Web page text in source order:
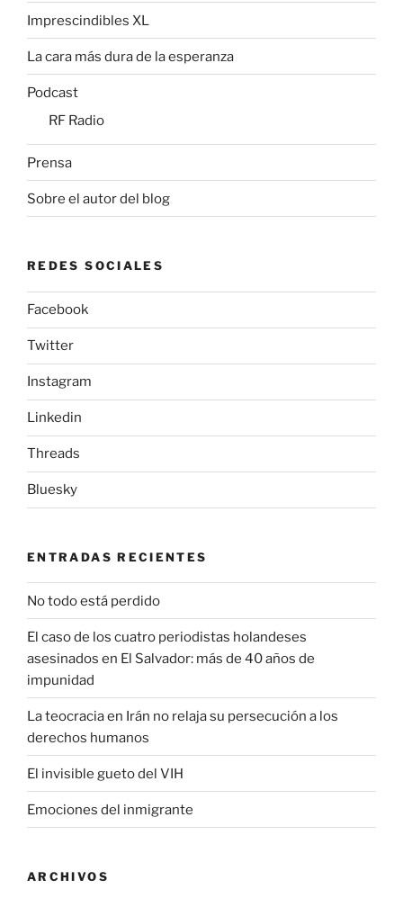
Imprescindibles XL
La cara más dura de la esperanza
Podcast
RF Radio
Prensa
Sobre el autor del blog
REDES SOCIALES
Facebook
Twitter
Instagram
Linkedin
Threads
Bluesky
ENTRADAS RECIENTES
No todo está perdido
El caso de los cuatro periodistas holandeses
asesinados en El Salvador: más de 40 años de
impunidad
La teocracia en Irán no relaja su persecución a los
derechos humanos
El invisible gueto del VIH
Emociones del inmigrante
ARCHIVOS